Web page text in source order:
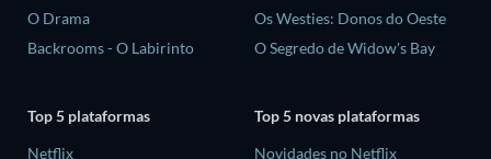
O Drama
Backrooms - O Labirinto
Os Westies: Donos do Oeste
O Segredo de Widow's Bay
Top 5 plataformas
Netflix
Top 5 novas plataformas
Novidades no Netflix